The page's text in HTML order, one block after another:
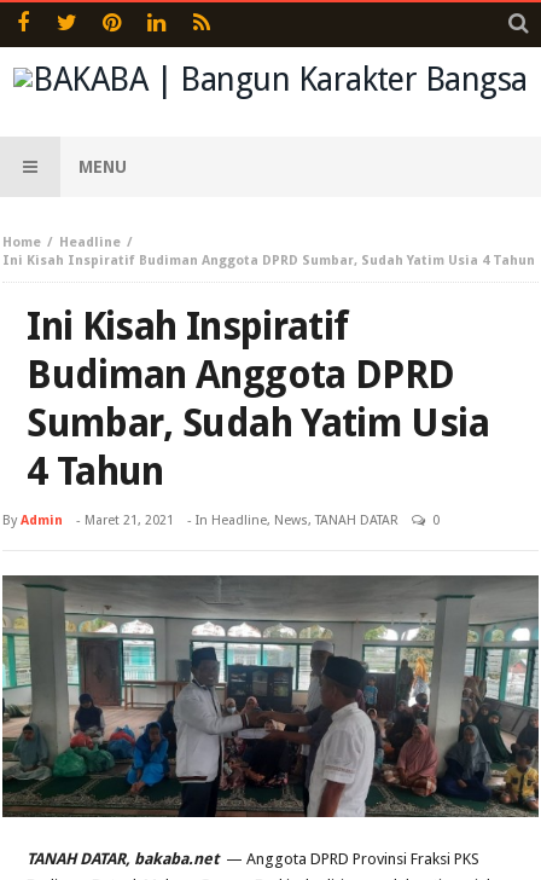
MENU
Home
Headline
Ini Kisah Inspiratif Budiman Anggota DPRD Sumbar, Sudah Yatim Usia 4 Tahun
Ini Kisah Inspiratif
Budiman Anggota DPRD
Sumbar, Sudah Yatim Usia
4 Tahun
ByAdmin - Maret 21, 2021 - In Headline, News,TANAH DATAR 0
TANAH DATAR, bakaba.net— Anggota DPRD Provinsi Fraksi PKS